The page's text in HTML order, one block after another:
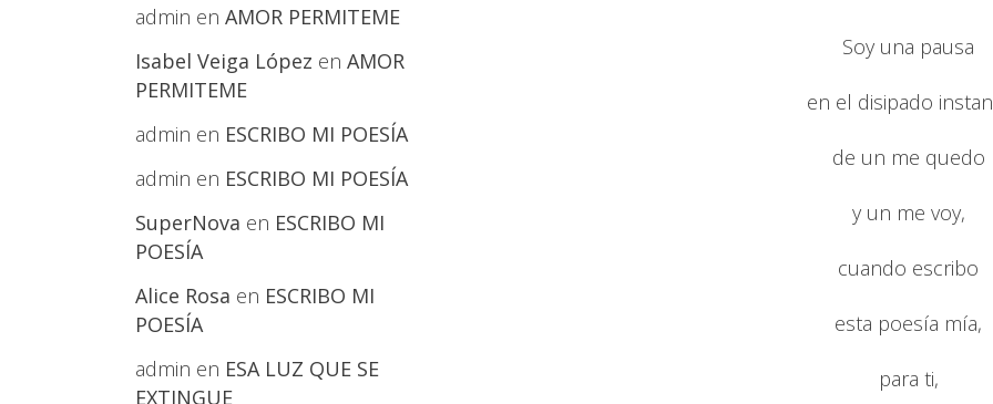
admin en AMOR PERMITEME
Isabel Veiga López en AMOR
PERMITEME
admin en ESCRIBO MI POESÍA
admin en ESCRIBO MI POESÍA
SuperNova en ESCRIBO MI
POESÍA
Alice Rosa en ESCRIBO MI
POESÍA
admin en ESA LUZ QUE SE
EXTINGUE
Soy una pausa
en el disipado
de un me quedo
y un me voy,
cuando escribo
esta poesía mía,
para ti,